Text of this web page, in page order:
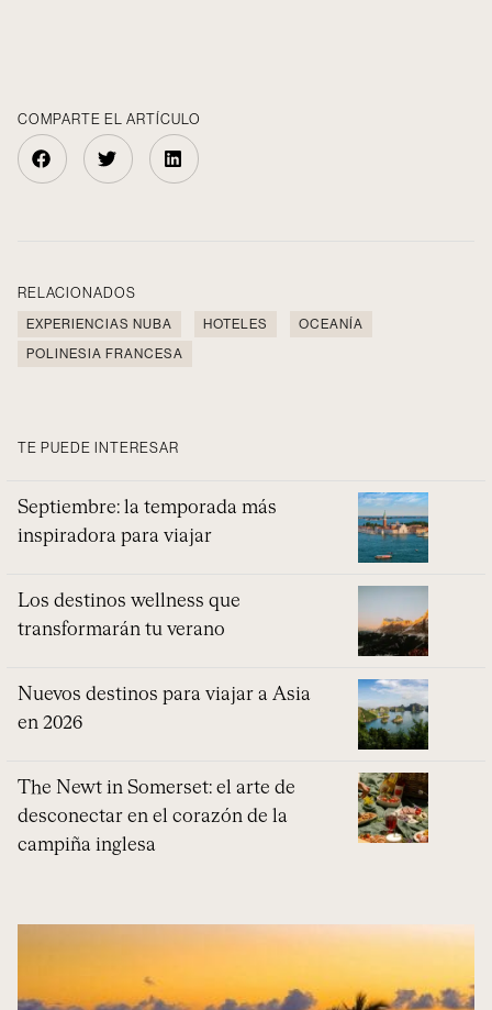
COMPARTE EL ARTÍCULO
RELACIONADOS
EXPERIENCIAS NUBA HOTELES OCEANÍA
POLINESIA FRANCESA
TE PUEDE INTERESAR
Septiembre: la temporada más
inspiradora para viajar
Los destinos wellness que
transformarán tu verano
Nuevos destinos para viajar a Asia
en 2026
The Newt in Somerset: el arte de
desconectar en el corazón de la
campiña inglesa